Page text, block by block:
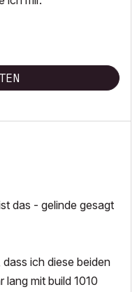
das - gelinde gesagt
ich diese beiden
lang mit build 1010